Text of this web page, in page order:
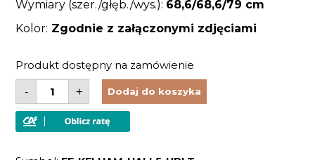
Wymiary (szer./głęb./wys.): 68,6/68,6/79 cm
Kolor: Zgodnie z załączonymi zdjęciami
Produkt dostępny na zamówienie
-
ilość
Żyrandol
pięcioramienny
kolor
brązowy
+ Dodaj do koszyka